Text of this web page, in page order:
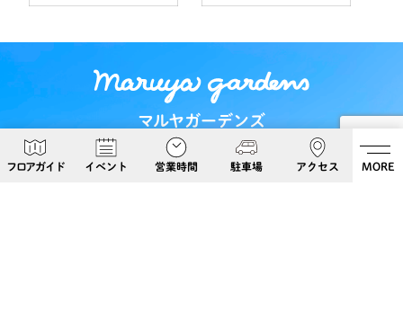
フロアガイド イベント 営業時間 駐車場 アクセス MORE
マルヤガーデンズ
〒892-0826 鹿児島県鹿児島市呉服町６−５